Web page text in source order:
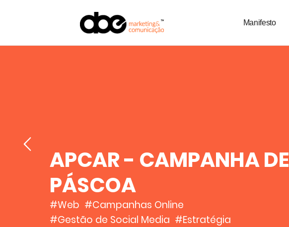
Manifesto
APCAR - CAMPANHA DE
PÁSCOA
#Web #Campanhas Online
#Gestão de Social Media #Estratégia